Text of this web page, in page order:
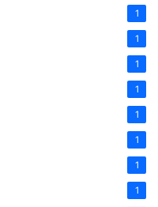
1
1
1
1
1
1
1
1